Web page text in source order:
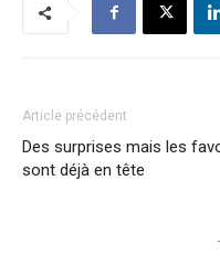
Article précédent
Des surprises mais les
sont déjà en tête